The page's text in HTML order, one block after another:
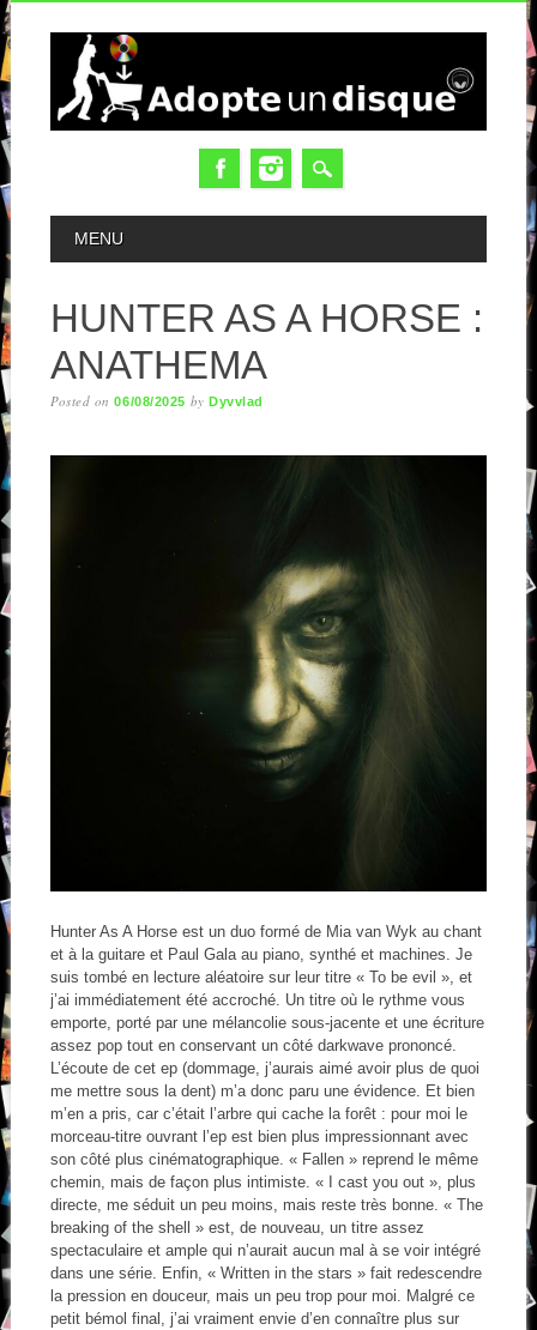
MAIN MENU
MENU
HUNTER AS A HORSE :
ANATHEMA
Posted on06/08/2025 byDyvvlad
Hunter As A Horse est un duo formé de Mia van Wyk au chant
et à la guitare et Paul Gala au piano, synthé et machines. Je
suis tombé en lecture aléatoire sur leur titre « To be evil », et
j’ai immédiatement été accroché. Un titre où le rythme vous
emporte, porté par une mélancolie sous-jacente et une écriture
assez pop tout en conservant un côté darkwave prononcé.
L’écoute de cet ep (dommage, j’aurais aimé avoir plus de quoi
me mettre sous la dent) m’a donc paru une évidence. Et bien
m’en a pris, car c’était l’arbre qui cache la forêt : pour moi le
morceau-titre ouvrant l’ep est bien plus impressionnant avec
son côté plus cinématographique. « Fallen » reprend le même
chemin, mais de façon plus intimiste. « I cast you out », plus
directe, me séduit un peu moins, mais reste très bonne. « The
breaking of the shell » est, de nouveau, un titre assez
spectaculaire et ample qui n’aurait aucun mal à se voir intégré
dans une série. Enfin, « Written in the stars » fait redescendre
la pression en douceur, mais un peu trop pour moi. Malgré ce
petit bémol final, j’ai vraiment envie d’en connaître plus sur